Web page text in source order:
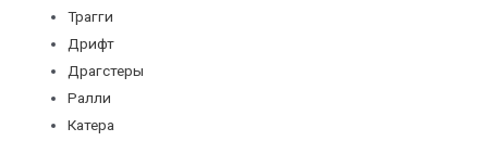
Трагги
Дрифт
Драгстеры
Ралли
Катера